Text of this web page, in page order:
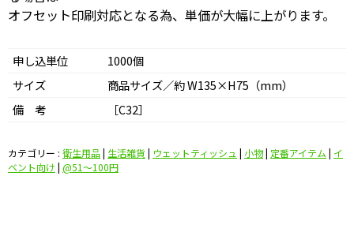
オフセット印刷対応となる為、単価が大幅に上がります。
申し込単位
1000個
サイズ
商品サイズ／約 W135×H75（mm）
備 考
［C32］
カテゴリー : 衛生用品| 生活雑貨| ウェットティッシュ | 小物| 定番アイテム | イ
ベント向け | @51〜100円